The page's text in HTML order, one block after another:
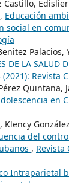
Educación
en
Palacios,
DE LA SALUD
Revista
Quintana,
en
del
, Revista
Intraparietal